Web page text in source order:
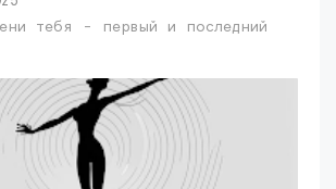
тебя - первый и последний